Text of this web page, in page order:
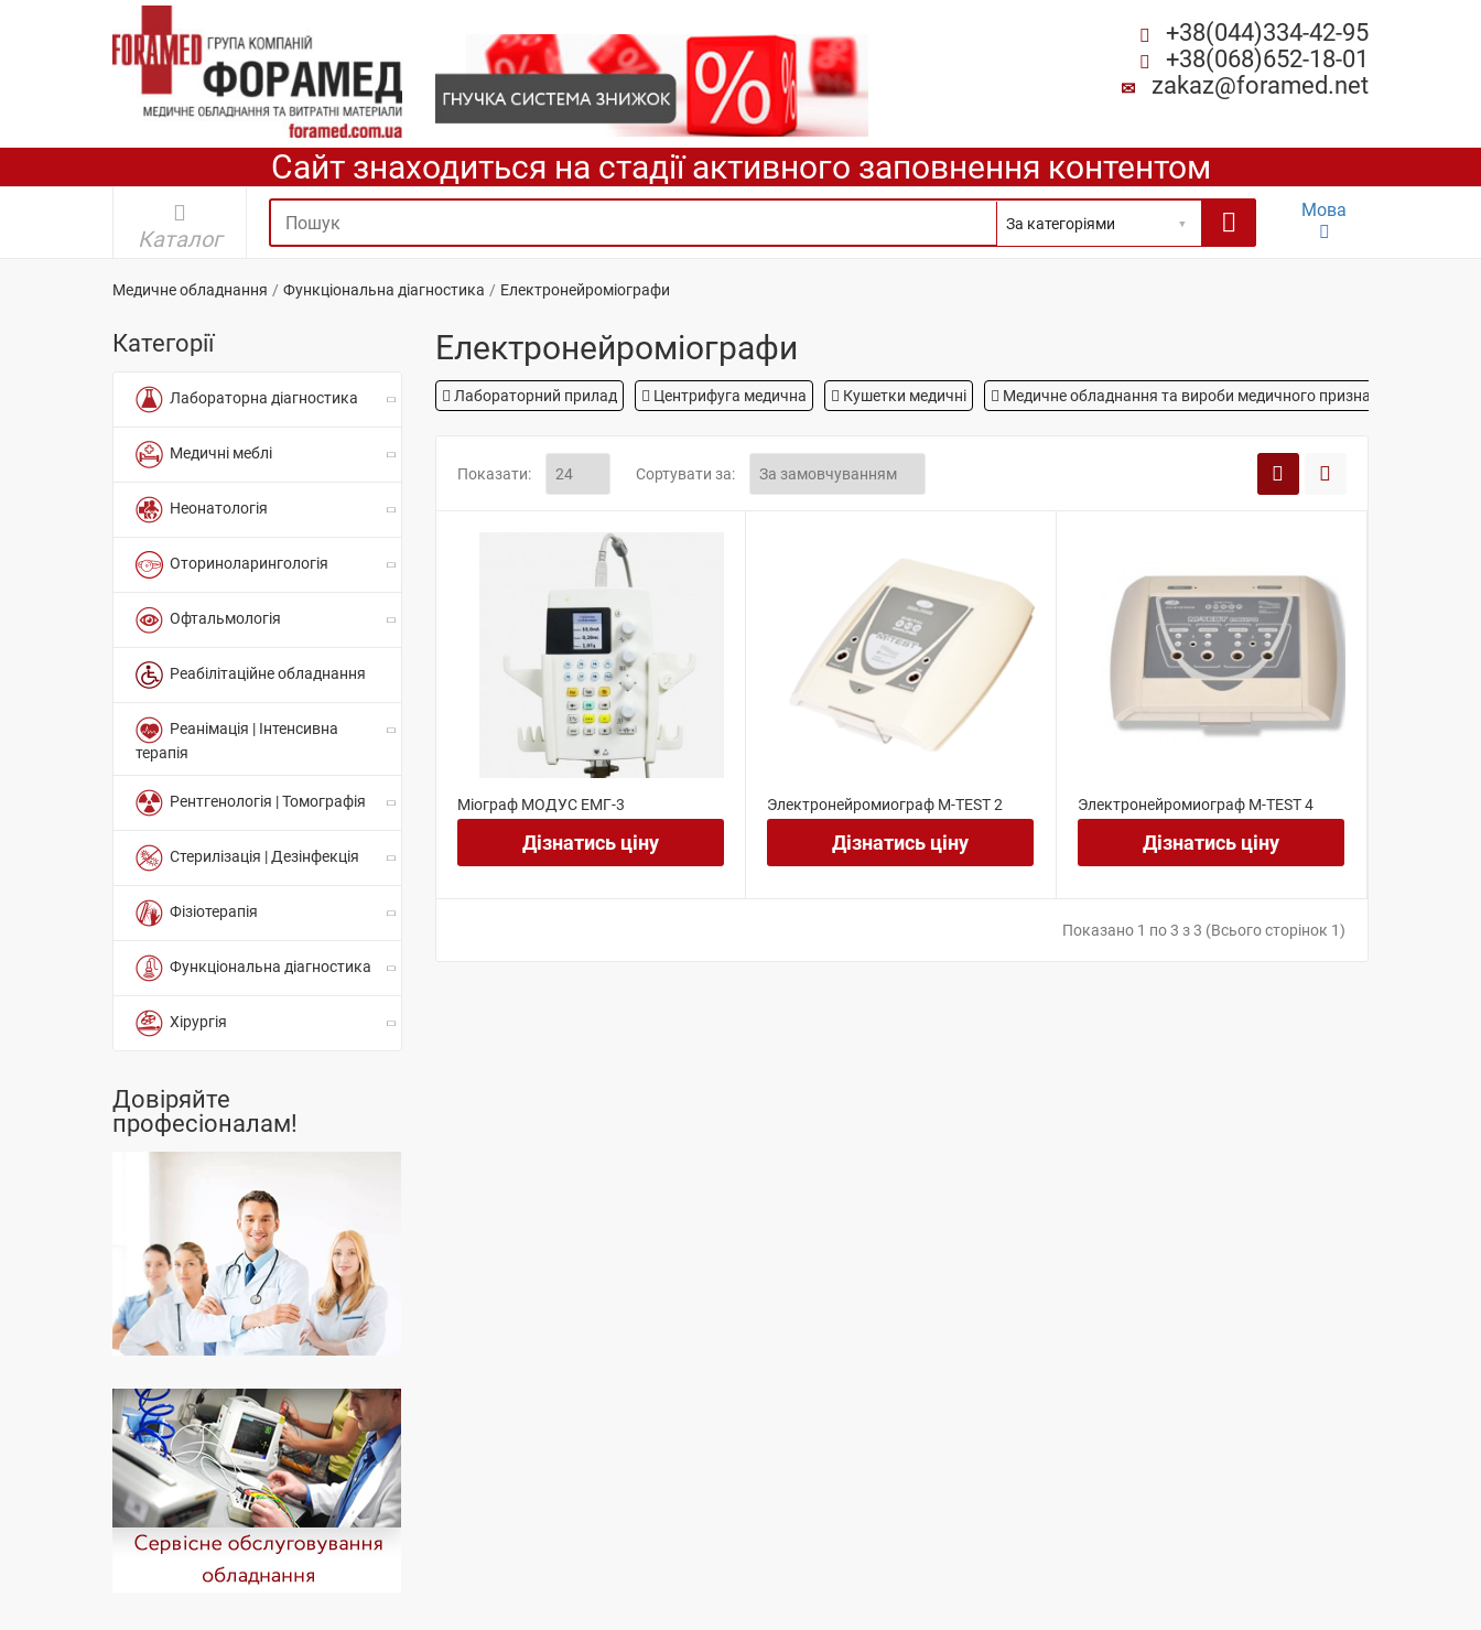
+38(044)334-42-95
+38(068)652-18-01
zakaz@foramed.net
Сайт знаходиться на стадії активного заповнення контентом
Каталог
Мова
Медичне обладнання Функціональна діагностика Електронейроміографи
Категорії
Лабораторна діагностика
Медичні меблі
Неонатологія
Оториноларингологія
Офтальмологія
Реабілітаційне обладнання
Реанімація | Інтенсивна
терапія
Рентгенологія | Томографія
Стерилізація | Дезінфекція
Фізіотерапія
Функціональна діагностика
Хірургія
Довіряйте
професіоналам!
Електронейроміографи
Лабораторний прилад Центрифуга медична Кушетки медичні Медичне обладнання та вироби медичного призначення
Показати: Сортувати за:
Міограф МОДУС ЕМГ-3
Дізнатись ціну
Электронейромиограф M-TEST 2
Дізнатись ціну
Электронейромиограф M-TEST 4
Дізнатись ціну
Показано 1 по 3 з 3 (Всього сторінок 1)